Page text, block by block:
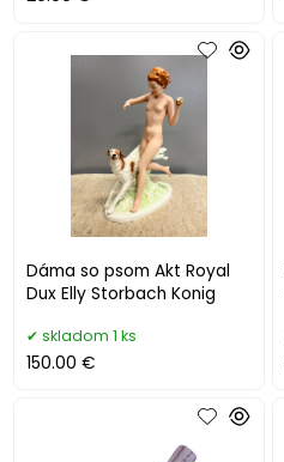
Dáma so psom Akt Royal
Dux Elly Storbach Konig
skladom 1 ks
150.00 €